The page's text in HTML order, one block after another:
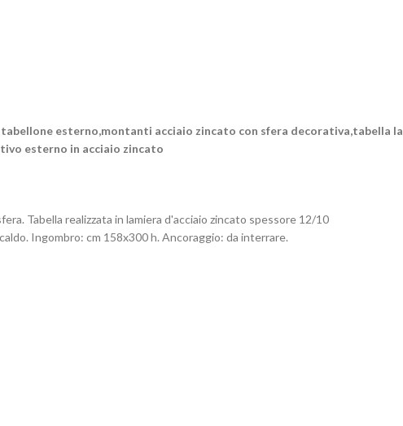
esterno,montanti acciaio zincato con sfera decorativa,tabella
esterno in acciaio zincato
Tabella realizzata in lamiera d'acciaio zincato spessore 12/10
Ingombro: cm 158x300 h. Ancoraggio: da interrare.